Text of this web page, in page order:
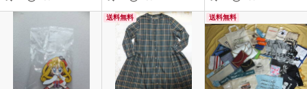
送料無料 送料無料